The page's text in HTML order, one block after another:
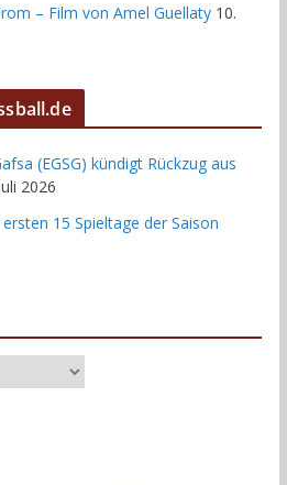
– Film von Amel Guellaty 10.
(EGSG) kündigt Rückzug aus
2026
15 Spieltage der Saison